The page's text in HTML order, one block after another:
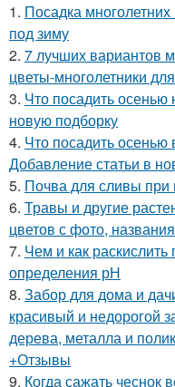
1. Посадка
под зиму
2. 7 лучших вариантов
цветы-многолетники
3. Что посадить осенью
новую подборку
4. Что посадить осенью
Добавление статьи в
5. Почва для сливы при
6. Травы и другие
цветов с фото,
7. Чем и как
определения рН
8. Забор для дома и
красивый и недорогой
дерева, металла и
+Отзывы
9. Когда сажать чеснок